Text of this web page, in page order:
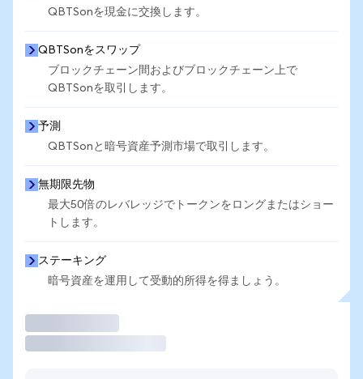
QBTSonを現金に交換します。
QBTSonをスワップ
ブロックチェーン間およびブロックチェーン上で
QBTSonを取引します。
予測
QBTSonと暗号資産予測市場で取引します。
無期限先物
最大50倍のレバレッジでトークンをロングまたはショー
トします。
ステーキング
暗号資産を運用して受動的所得を得ましょう。